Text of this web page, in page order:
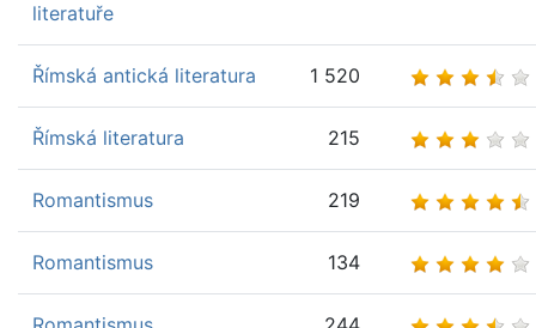
literatuře
Římská antická literatura 1 520
Římská literatura 215
Romantismus 219
Romantismus 134